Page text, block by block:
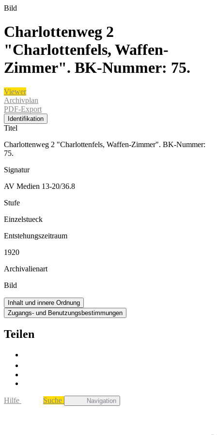
Bild
Charlottenweg 2
"Charlottenfels, Waffen-
Zimmer". BK-Nummer: 75.
Viewer
Archivplan
PDF-Export
Identifikation
Titel
Charlottenweg 2 "Charlottenfels, Waffen-Zimmer". BK-Nummer:
75.
Signatur
AV Medien 13-20/36.8
Stufe
Einzelstueck
Entstehungszeitraum
1920
Archivalienart
Bild
Inhalt und innere Ordnung
Zugangs- und Benutzungsbestimmungen
Teilen
Hilfe Suche Navigation